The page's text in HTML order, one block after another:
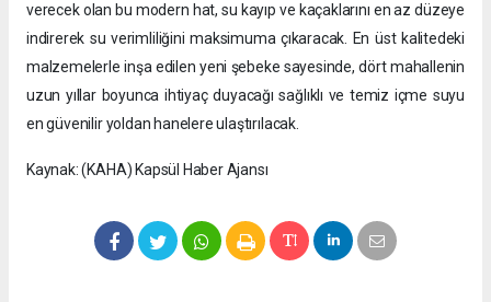
verecek olan bu modern hat, su kayıp ve kaçaklarını en az düzeye
indirerek su verimliliğini maksimuma çıkaracak. En üst kalitedeki
malzemelerle inşa edilen yeni şebeke sayesinde, dört mahallenin
uzun yıllar boyunca ihtiyaç duyacağı sağlıklı ve temiz içme suyu
en güvenilir yoldan hanelere ulaştırılacak.
Kaynak: (KAHA) Kapsül Haber Ajansı